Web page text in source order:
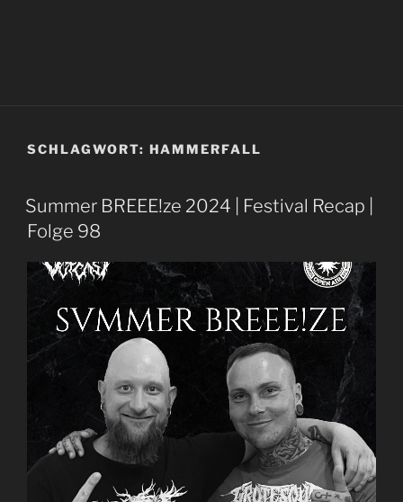
SCHLAGWORT: HAMMERFALL
Summer BREEE!ze 2024 | Festival Recap |
Folge 98